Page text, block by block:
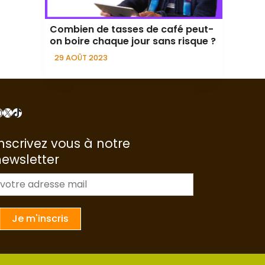
Combien de tasses de café peut-
on boire chaque jour sans risque ?
29 AOÛT 2023
X TikTok
vous à notre
Je m'inscris